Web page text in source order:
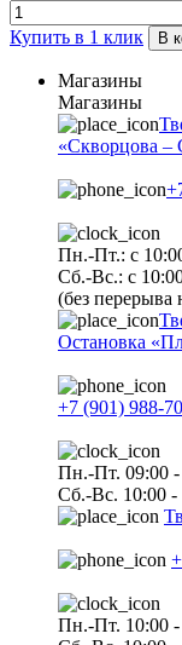
Купить в 1 клик В
Магазины
Магазины
«Скворцова –
Пн.-Пт.: с
Сб.-Вс.: с
(без перерыва
Остановка
+7 (901) 988-
Пн.-Пт. 09:00 -
Сб.-Вс. 10:00 -
Пн.-Пт. 10:00 -